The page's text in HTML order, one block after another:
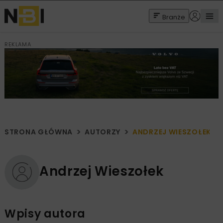
Branże
REKLAMA
STRONA GŁÓWNA AUTORZY ANDRZEJ WIESZOŁEK
Andrzej Wieszołek
Wpisy autora